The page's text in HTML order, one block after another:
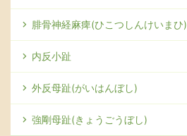
腓骨神経麻痺(ひこつしんけいまひ)
内反小趾
外反母趾(がいはんぼし)
強剛母趾(きょうごうぼし)